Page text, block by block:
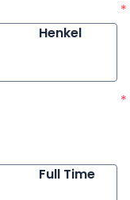
*
Henkel
*
Full Time